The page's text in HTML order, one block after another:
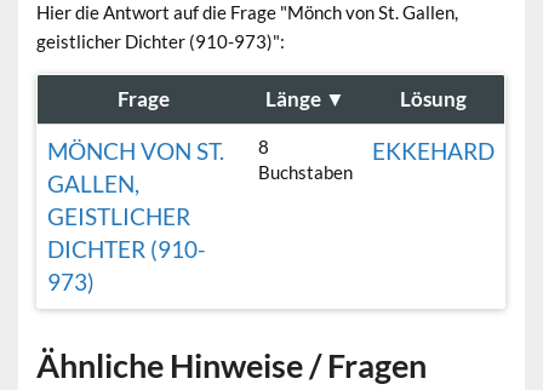
Hier die Antwort auf die Frage "Mönch von St. Gallen,
geistlicher Dichter (910-973)":
Frage Länge ▼ Lösung
MÖNCH VON ST.
GALLEN,
GEISTLICHER
DICHTER (910-
973)
8
Buchstaben
EKKEHARD
Ähnliche Hinweise / Fragen